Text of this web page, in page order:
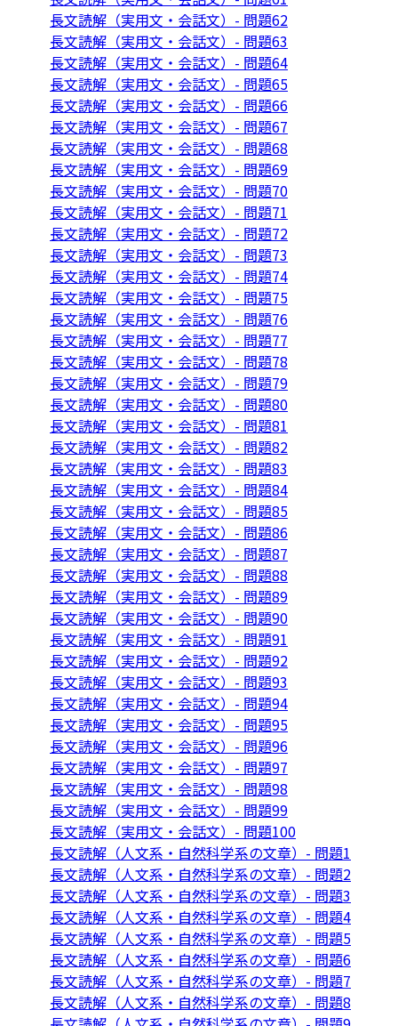
長文読解（実用文・会話文）- 問題62
長文読解（実用文・会話文）- 問題63
長文読解（実用文・会話文）- 問題64
長文読解（実用文・会話文）- 問題65
長文読解（実用文・会話文）- 問題66
長文読解（実用文・会話文）- 問題67
長文読解（実用文・会話文）- 問題68
長文読解（実用文・会話文）- 問題69
長文読解（実用文・会話文）- 問題70
長文読解（実用文・会話文）- 問題71
長文読解（実用文・会話文）- 問題72
長文読解（実用文・会話文）- 問題73
長文読解（実用文・会話文）- 問題74
長文読解（実用文・会話文）- 問題75
長文読解（実用文・会話文）- 問題76
長文読解（実用文・会話文）- 問題77
長文読解（実用文・会話文）- 問題78
長文読解（実用文・会話文）- 問題79
長文読解（実用文・会話文）- 問題80
長文読解（実用文・会話文）- 問題81
長文読解（実用文・会話文）- 問題82
長文読解（実用文・会話文）- 問題83
長文読解（実用文・会話文）- 問題84
長文読解（実用文・会話文）- 問題85
長文読解（実用文・会話文）- 問題86
長文読解（実用文・会話文）- 問題87
長文読解（実用文・会話文）- 問題88
長文読解（実用文・会話文）- 問題89
長文読解（実用文・会話文）- 問題90
長文読解（実用文・会話文）- 問題91
長文読解（実用文・会話文）- 問題92
長文読解（実用文・会話文）- 問題93
長文読解（実用文・会話文）- 問題94
長文読解（実用文・会話文）- 問題95
長文読解（実用文・会話文）- 問題96
長文読解（実用文・会話文）- 問題97
長文読解（実用文・会話文）- 問題98
長文読解（実用文・会話文）- 問題99
長文読解（実用文・会話文）- 問題100
長文読解（人文系・自然科学系の文章）- 問題1
長文読解（人文系・自然科学系の文章）- 問題2
長文読解（人文系・自然科学系の文章）- 問題3
長文読解（人文系・自然科学系の文章）- 問題4
長文読解（人文系・自然科学系の文章）- 問題5
長文読解（人文系・自然科学系の文章）- 問題6
長文読解（人文系・自然科学系の文章）- 問題7
長文読解（人文系・自然科学系の文章）- 問題8